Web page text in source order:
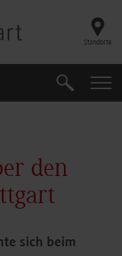
Standorte
Suche
den
sich beim